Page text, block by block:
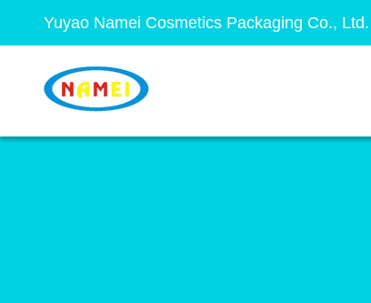
Yuyao Namei Cosmetics Packaging Co., Ltd.